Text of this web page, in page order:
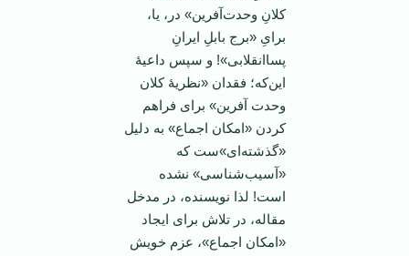
کلانِ وحدت‌آفرین» در، یا،
برایِ «برج بابلِ ایرانِ
پساانقلابی»! و سپس داعیۀ
این‌که؛ فقدان «نظریۀ کلان
وحدت آفرین» برای فراهم
کردن «امکان اجماع» به دلیل
«گذشته‌ای»‌ست که
«آسیب‌شناسی» نشده
است! لذا نویسنده، در مدخل
مقاله، در تلاش برای ایجاد
«امکان اجماع»، عزم خویش